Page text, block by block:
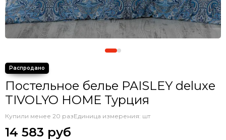
Постельное белье PAISLEY deluxe
TIVOLYO HOME Турция
Купили менее 20 разЕдиница измерения: шт
14 583 руб